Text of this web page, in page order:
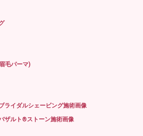
毛パーマ)
ライダルシェービング施術画像
ザルト®ストーン施術画像